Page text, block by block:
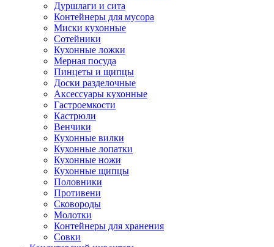
Дуршлаги и сита
Контейнеры для мусора
Миски кухонные
Сотейники
Кухонные ложки
Мерная посуда
Пинцеты и щипцы
Доски разделочные
Аксессуары кухонные
Гастроемкости
Кастрюли
Венчики
Кухонные вилки
Кухонные лопатки
Кухонные ножи
Кухонные щипцы
Половники
Противени
Сковороды
Молотки
Контейнеры для хранения
Совки